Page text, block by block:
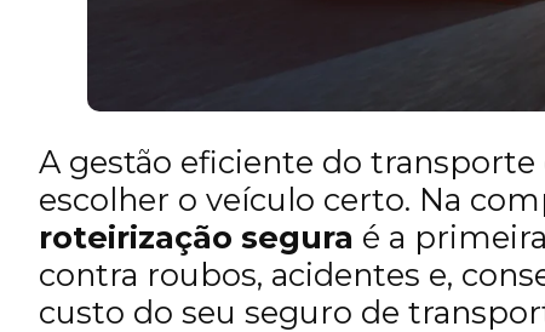
A gestão eficiente do
escolher o veículo certo. Na
roteirização segura é a
contra roubos, acidentes e,
custo do seu seguro de